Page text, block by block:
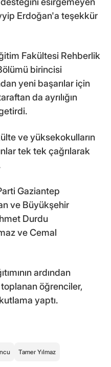
Erdoğan'a teşekkür
Fakültesi Rehberlik
birincisi
yeni başarılar için
da ayrılığın
ve yüksekokulların
tek tek çağrılarak
Gaziantep
ve Büyükşehir
Durdu
ve Cemal
ardından
toplanan öğrenciler,
yaptı.
Tamer Yılmaz